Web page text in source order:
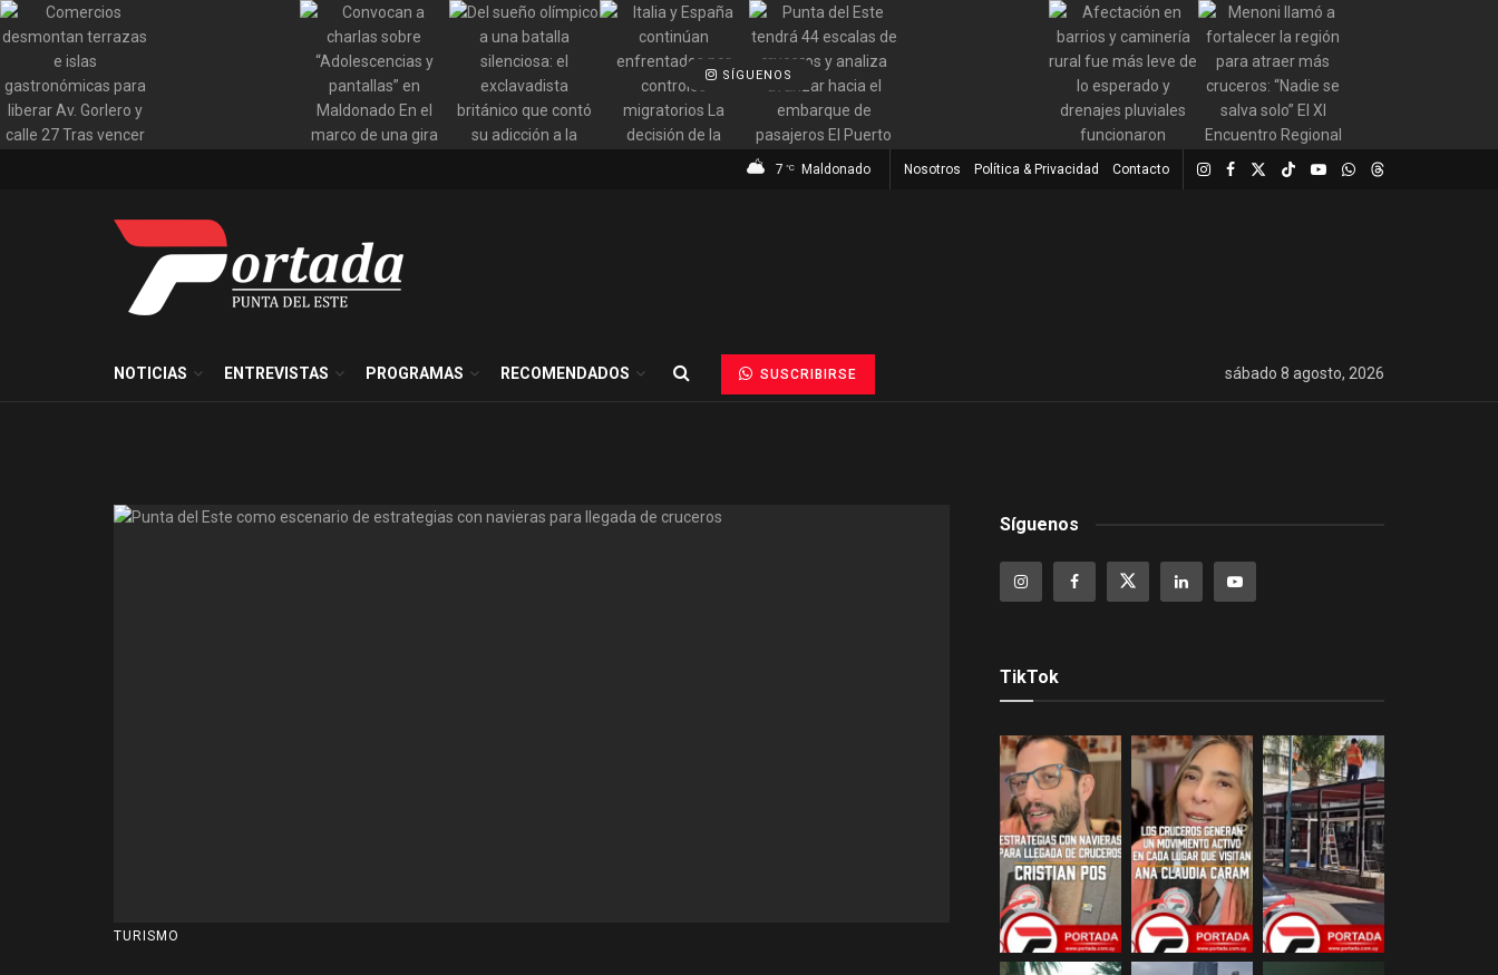
SÍGUENOS
7 °C Maldonado Nosotros Política & Privacidad Contacto
NOTICIAS ENTREVISTAS PROGRAMAS RECOMENDADOS SUSCRIBIRSE sábado 8 agosto, 2026
TURISMO
Síguenos
TikTok